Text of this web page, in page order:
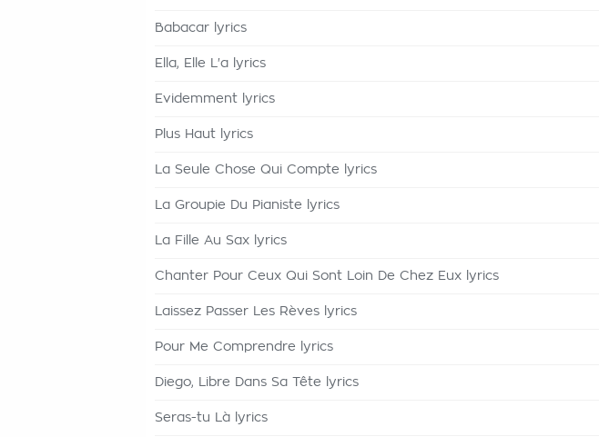
Babacar lyrics
Ella, Elle L'a lyrics
Evidemment lyrics
Plus Haut lyrics
La Seule Chose Qui Compte lyrics
La Groupie Du Pianiste lyrics
La Fille Au Sax lyrics
Chanter Pour Ceux Qui Sont Loin De Chez Eux lyrics
Laissez Passer Les Rèves lyrics
Pour Me Comprendre lyrics
Diego, Libre Dans Sa Tête lyrics
Seras-tu Là lyrics